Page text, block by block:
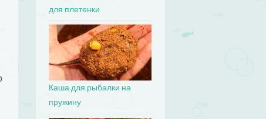
для плетенки
Каша для рыбалки на
пружину